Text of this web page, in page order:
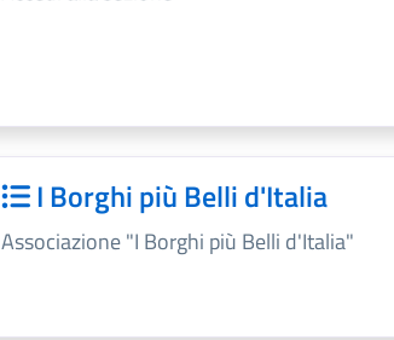
I Borghi più Belli d'Italia
Associazione "I Borghi più Belli d'Italia"